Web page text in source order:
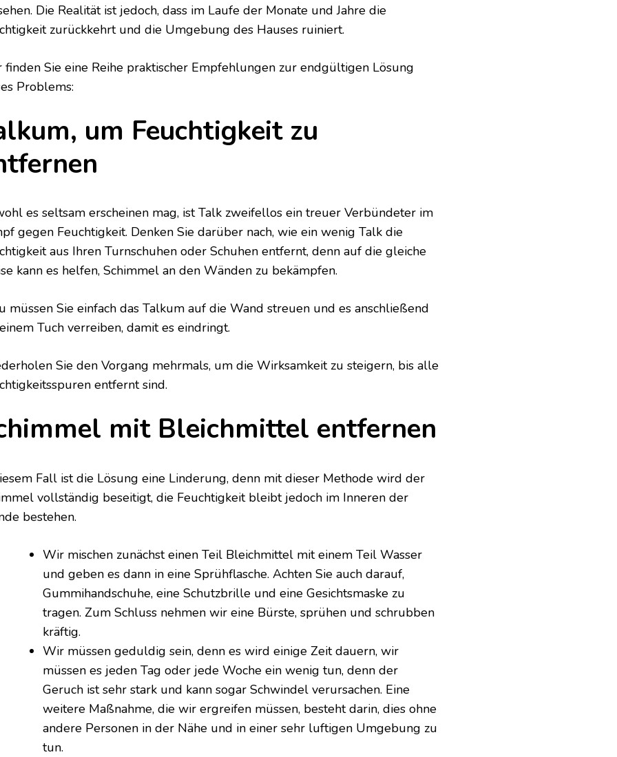
Die Realität ist jedoch, dass im Laufe der Monate und Jahre die
zurückkehrt und die Umgebung des Hauses ruiniert.
finden Sie eine Reihe praktischer Empfehlungen zur endgültigen Lösung
Problems:
um Feuchtigkeit zu
es seltsam erscheinen mag, ist Talk zweifellos ein treuer Verbündeter im
gegen Feuchtigkeit. Denken Sie darüber nach, wie ein wenig Talk die
aus Ihren Turnschuhen oder Schuhen entfernt, denn auf die gleiche
kann es helfen, Schimmel an den Wänden zu bekämpfen.
müssen Sie einfach das Talkum auf die Wand streuen und es anschließend
Tuch verreiben, damit es eindringt.
Sie den Vorgang mehrmals, um die Wirksamkeit zu steigern, bis alle
entfernt sind.
mit Bleichmittel entfernen
Fall ist die Lösung eine Linderung, denn mit dieser Methode wird der
vollständig beseitigt, die Feuchtigkeit bleibt jedoch im Inneren der
bestehen.
Wir mischen zunächst einen Teil Bleichmittel mit einem Teil Wasser
und geben es dann in eine Sprühflasche. Achten Sie auch darauf,
Gummihandschuhe, eine Schutzbrille und eine Gesichtsmaske zu
tragen. Zum Schluss nehmen wir eine Bürste, sprühen und schrubben
kräftig.
Wir müssen geduldig sein, denn es wird einige Zeit dauern, wir
müssen es jeden Tag oder jede Woche ein wenig tun, denn der
Geruch ist sehr stark und kann sogar Schwindel verursachen. Eine
weitere Maßnahme, die wir ergreifen müssen, besteht darin, dies ohne
andere Personen in der Nähe und in einer sehr luftigen Umgebung zu
tun.